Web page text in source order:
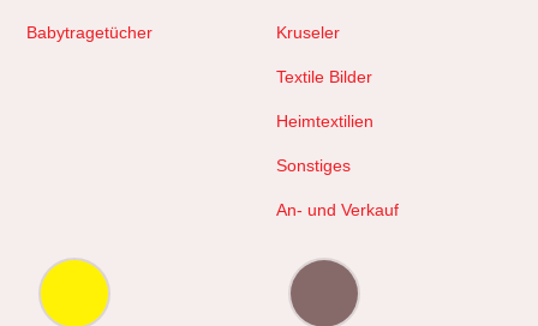
Babytragetücher Kruseler
Textile Bilder
Heimtextilien
Sonstiges
An- und Verkauf